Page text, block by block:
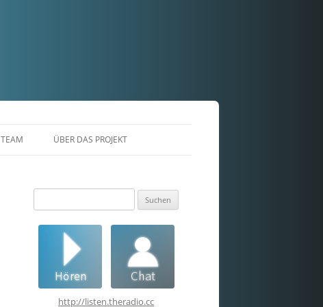
TEAM ÜBER DAS PROJEKT
nach:
http://listen.theradio.cc